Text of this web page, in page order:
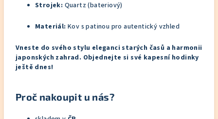
Strojek: Quartz (bateriový)
Materiál: Kov s patinou pro autentický vzhled
Vneste do svého stylu eleganci starých časů a harmonii
japonských zahrad. Objednejte si své kapesní hodinky
ještě dnes!
Proč nakoupit u nás?